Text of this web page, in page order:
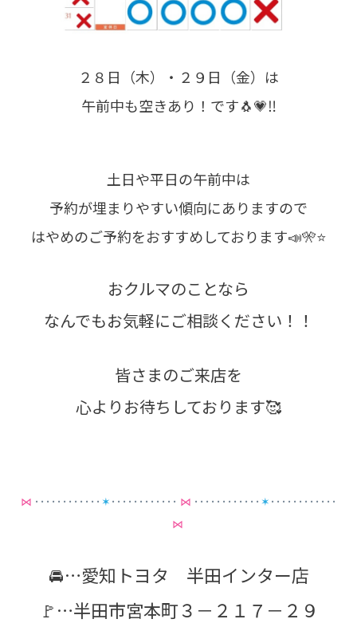
２８日（木）・２９日（金）は
午前中も空きあり！です🐧💗‼️
土日や平日の午前中は
予約が埋まりやすい傾向にありますので
はやめのご予約をおすすめしております📣🎌⭐️
おクルマのことなら
なんでもお気軽にご相談ください！！
皆さまのご来店を
心よりお待ちしております🥰
⋈ ････････････ ✶ ････････････ ⋈ ････････････ ✶ ････････････
⋈
🚘…愛知トヨタ 半田インター店
🚩…半田市宮本町３－２１７－２９